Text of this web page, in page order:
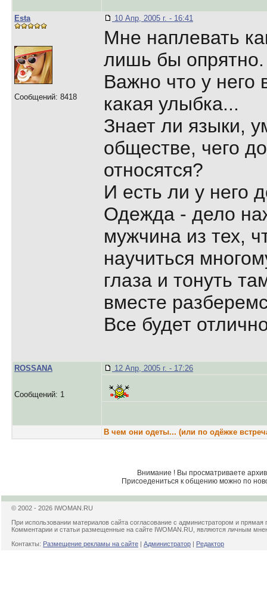
Esta
Сообщений: 8418
10 Апр, 2005 г. - 16:41
Мне наплевать
лишь бы опрятно.
Важно что у него
какая улыбка...
Знает ли языки,
обществе, чего
относятся?
И есть ли у него
Одежда - дело
мужчина из тех,
научиться
глаза и тонуть
вместе
Все будет
ROSSANA
Сообщений: 1
12 Апр, 2005 г. - 17:26
В чем они одеты... (или по одёжке
Внимание ! Вы просматриваете
Присоедениться к общению можно по
© 2002 - 2026 IWOMAN.RU
При использовании материалов сайта согласование с администратором и прямая
Комментарии и статьи размещенные на сайте IWOMAN.RU, являются личным
Контакты: Размещение рекламы на сайте | Администратор | Редактор